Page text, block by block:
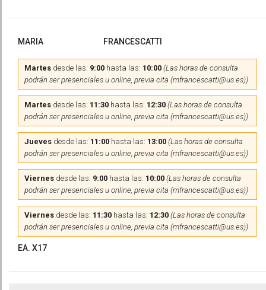
MARIA FRANCESCATTI
Martes desde las: 9:00 hasta las: 10:00 (Las horas de consulta
podrán ser presenciales u online, previa cita (mfrancescatti@us.es))
Martes desde las: 11:30 hasta las: 12:30 (Las horas de consulta
podrán ser presenciales u online, previa cita (mfrancescatti@us.es))
Jueves desde las: 11:00 hasta las: 13:00 (Las horas de consulta
podrán ser presenciales u online, previa cita (mfrancescatti@us.es))
Viernes desde las: 9:00 hasta las: 10:00 (Las horas de consulta
podrán ser presenciales u online, previa cita (mfrancescatti@us.es))
Viernes desde las: 11:30 hasta las: 12:30 (Las horas de consulta
podrán ser presenciales u online, previa cita (mfrancescatti@us.es))
EA. X17